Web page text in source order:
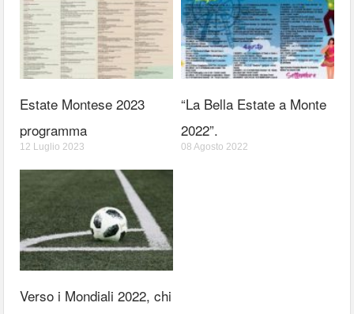
Estate Montese 2023
programma
12 Luglio 2023
“La Bella Estate a Monte
2022”.
08 Agosto 2022
Verso i Mondiali 2022, chi